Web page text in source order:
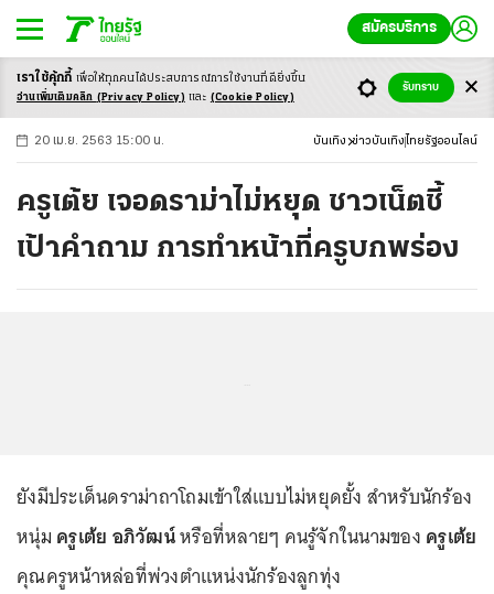
สมัครบริการ
-ก ก ก+
20 เม.ย. 2563 15:00 น. บันเทิง ข่าวบันเทิง ไทยรัฐออนไลน์
ครูเต้ย เจอดราม่าไม่หยุด ชาวเน็ตชี้
เป้าคำถาม การทำหน้าที่ครูบกพร่อง
ยังมีประเด็นดราม่าถาโถมเข้าใส่แบบไม่หยุดยั้ง สำหรับนักร้อง
หนุ่ม ครูเต้ย อภิวัฒน์หรือที่หลายๆ คนรู้จักในนามของ ครูเต้ย
คุณครูหน้าหล่อที่พ่วงตำแหน่งนักร้องลูกทุ่ง
เราใช้คุ้กกี้ เพื่อให้ทุกคนได้ประสบการณ์การใช้งานที่ดียิ่งขึ้น
อ่านเพิ่มเติมคลิก (Privacy Policy) และ (Cookie Policy)
รับทราบ